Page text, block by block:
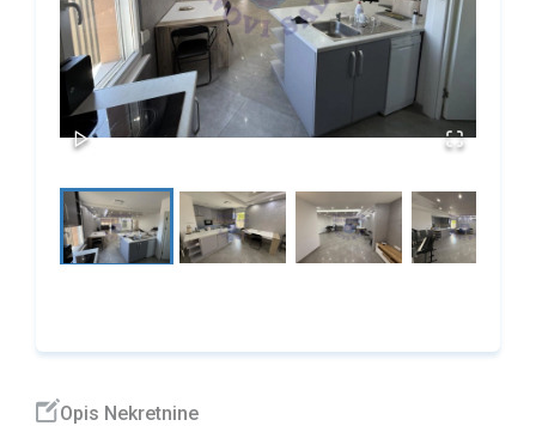
Opis Nekretnine